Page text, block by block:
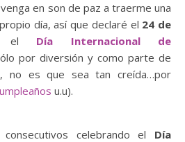
en son de paz a traerme una
día, así que declaré el 24 de
el Día Internacional de
por diversión y como parte de
no es que sea tan creída…por
u.u).
consecutivos celebrando el Día